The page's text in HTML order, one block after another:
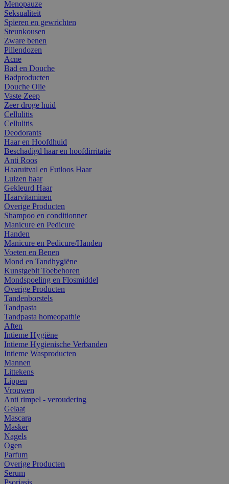
Menopauze
Seksualiteit
Spieren en gewrichten
Steunkousen
Zware benen
Pillendozen
Acne
Bad en Douche
Badproducten
Douche Olie
Vaste Zeep
Zeer droge huid
Cellulitis
Cellulitis
Deodorants
Haar en Hoofdhuid
Beschadigd haar en hoofdirritatie
Anti Roos
Haaruitval en Futloos Haar
Luizen haar
Gekleurd Haar
Haarvitaminen
Overige Producten
Shampoo en conditionner
Manicure en Pedicure
Handen
Manicure en Pedicure/Handen
Voeten en Benen
Mond en Tandhygiëne
Kunstgebit Toebehoren
Mondspoeling en Flosmiddel
Overige Producten
Tandenborstels
Tandpasta
Tandpasta homeopathie
Aften
Intieme Hygiëne
Intieme Hygienische Verbanden
Intieme Wasproducten
Mannen
Littekens
Lippen
Vrouwen
Anti rimpel - veroudering
Gelaat
Mascara
Masker
Nagels
Ogen
Parfum
Overige Producten
Serum
Psoriasis